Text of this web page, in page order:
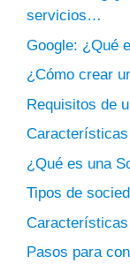
servicios…
Google: ¿Qué
¿Cómo crear
Requisitos de
Características
¿Qué es una
Tipos de
Pasos para